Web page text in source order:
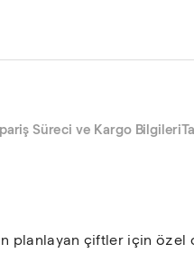
Süreci ve Kargo Bilgileri
planlayan çiftler için